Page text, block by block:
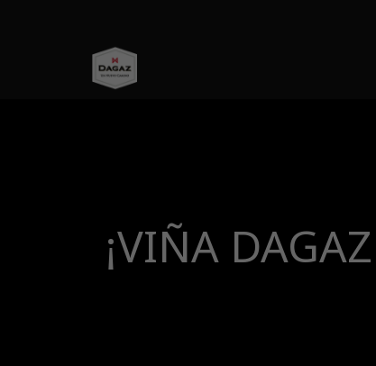
¡VIÑA